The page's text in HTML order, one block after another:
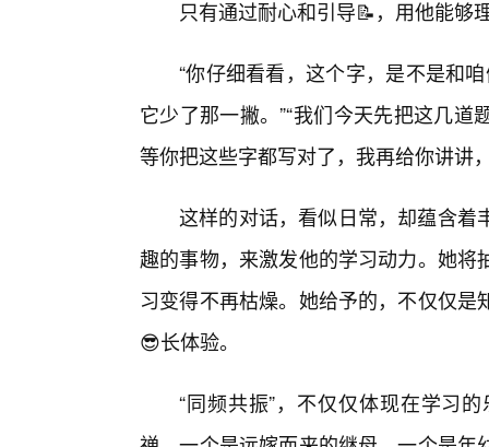
只有通过耐心和引导📝，用他能够
“你仔细看看，这个字，是不是和
它少了那一撇。”“我们今天先把这几
等你把这些字都写对了，我再给你讲讲
这样的对话，看似日常，却蕴含着
趣的事物，来激发他的学习动力。她
习变得不再枯燥。她给予的，不仅仅
😎长体验。
“同频共振”，不仅仅体现在学习